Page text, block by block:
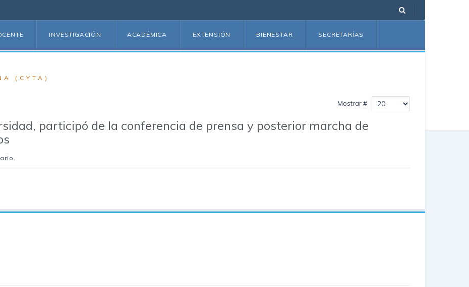
INVESTIGACIÓN ACADÉMICA EXTENSIÓN BIENESTAR SECRETARÍAS
(CYTA)
Mostrar #
participó de la conferencia de prensa y posterior marcha de